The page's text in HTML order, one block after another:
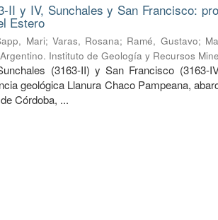
II y IV, Sunchales y San Francisco:
Estero
Mari; Varas, Rosana; Ramé, Gustavo;
Instituto de Geología y Recursos
(3163-II) y San Francisco (3163-
geológica Llanura Chaco Pampeana,
Córdoba, ...